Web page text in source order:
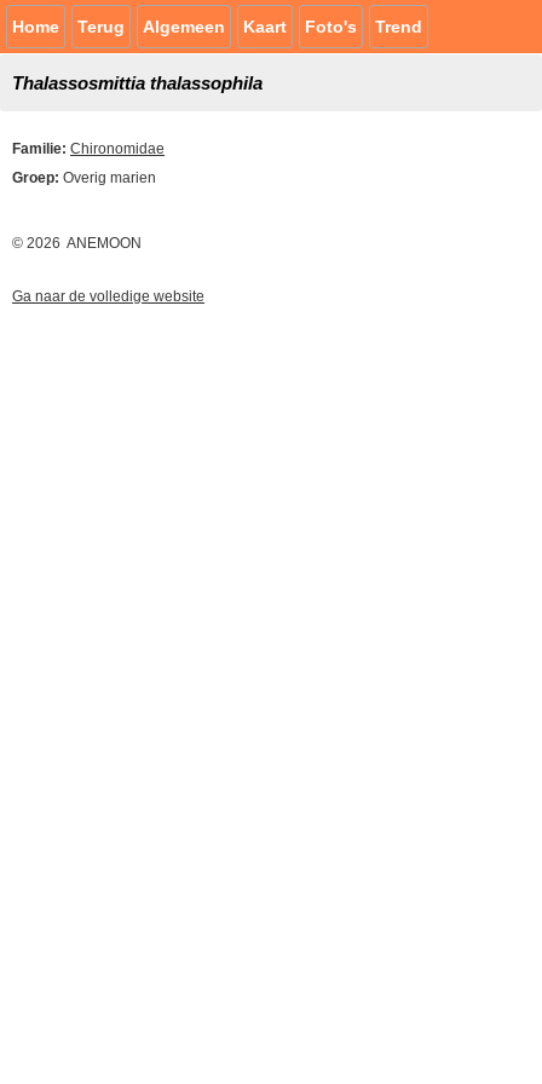
Home Terug Algemeen Kaart Foto's Trend
Thalassosmittia thalassophila
Familie: Chironomidae
Groep: Overig marien
© 2026 ANEMOON
Ga naar de volledige website